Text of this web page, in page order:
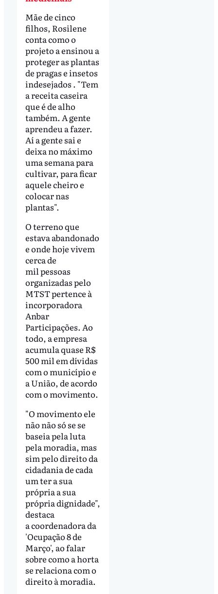
Mãe de cinco
filhos, Rosilene
conta como o
projeto a ensinou a
proteger as plantas
de pragas e insetos
indesejados . "Tem
a receita caseira
que é de alho
também. A gente
aprendeu a fazer.
Aí a gente sai e
deixa no máximo
uma semana para
cultivar, para ficar
aquele cheiro e
colocar nas
plantas".
O terreno que
estava abandonado
e onde hoje vivem
cerca de
mil pessoas
organizadas pelo
MTST pertence à
incorporadora
Anbar
Participações. Ao
todo, a empresa
acumula quase R$
500 mil em dívidas
com o município e
a União, de acordo
com o movimento.
"O movimento ele
não não só se se
baseia pela luta
pela moradia, mas
sim pelo direito da
cidadania de cada
um ter a sua
própria a sua
própria dignidade",
destaca
a coordenadora da
'Ocupação 8 de
Março', ao falar
sobre como a horta
se relaciona com o
direito à moradia.